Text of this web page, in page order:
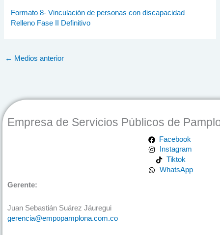
Formato 8- Vinculación de personas con discapacidad
Relleno Fase II Definitivo
← Medios anterior
Empresa de Servicios Públicos de
Facebook
Instagram
Tiktok
WhatsApp
Gerente:
Juan Sebastián Suárez Jáuregui
gerencia@empopamplona.com.co